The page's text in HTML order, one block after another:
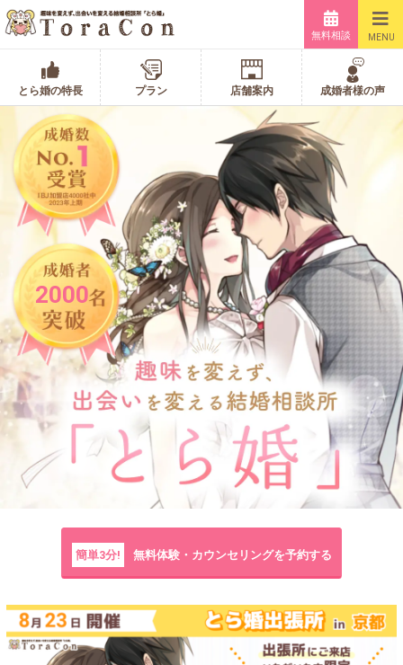
無料相談 MENU
とら婚の特長 プラン 店舗案内 成婚者様の声
2000
簡単3分! 無料体験・カウンセリングを予約する